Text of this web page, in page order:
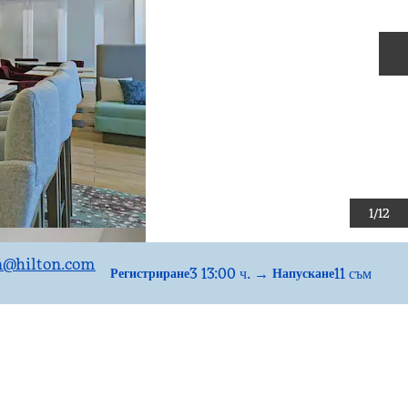
1/12
@hilton.com Регистриране3 13:00 ч. → Напускане11 съм